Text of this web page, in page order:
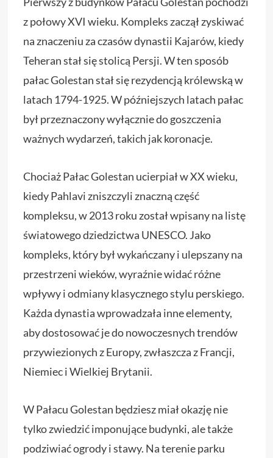
z połowy XVI wieku. Kompleks zaczął zyskiwać
na znaczeniu za czasów dynastii Kajarów, kiedy
Teheran stał się stolicą Persji. W ten sposób
pałac Golestan stał się rezydencją królewską w
latach 1794-1925. W późniejszych latach pałac
był przeznaczony wyłącznie do goszczenia
ważnych wydarzeń, takich jak koronacje.
Chociaż Pałac Golestan ucierpiał w XX wieku,
kiedy Pahlavi zniszczyli znaczną część
kompleksu, w 2013 roku został wpisany na listę
światowego dziedzictwa UNESCO. Jako
kompleks, który był wykańczany i ulepszany na
przestrzeni wieków, wyraźnie widać różne
wpływy i odmiany klasycznego stylu perskiego.
Każda dynastia wprowadzała inne elementy,
aby dostosować je do nowoczesnych trendów
przywiezionych z Europy, zwłaszcza z Francji,
Niemiec i Wielkiej Brytanii.
W Pałacu Golestan będziesz miał okazję nie
tylko zwiedzić imponujące budynki, ale także
podziwiać ogrody i stawy. Na terenie parku